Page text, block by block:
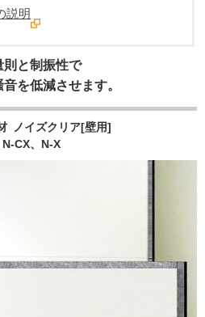
説明
則と制振性で
を低減させます。
ノイズクリア[壁用]
N-CX、N-X